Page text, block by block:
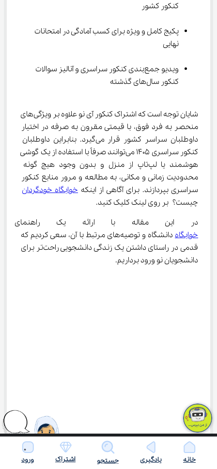
کنکور کشور
پکیج کامل و ویژه برای کسب آمادگی در امتحانات
نهایی
ویدیو جمع‌بندی کنکور سراسری و آنالیز سوالات
کنکور سال‌های گذشته
شایان توجه است که اشتراک کنکور آی نو علاوه بر ویژگی‌های
منحصر به فرد فوق، با قیمتی مقرون به صرفه در اختیار
داوطلبان سراسر کشور قرار می‌گیرد. بنابراین داوطلبان
کنکور سراسری 1405 می‌توانند صرفاً با استفاده از یک گوشی
هوشمند یا لپ‌تاپ از منزل و بدون وجود هیچ گونه
محدودیت زمانی و مکانی، به مطالعه و مرور منابع کنکور
سراسری بپردازند. برای آگاهی از اینکه خوابگاه خودگردان
چیست؟ بر روی لینک کلیک کنید.
در این مقاله با ارائه یک
خوابگاه
دانشگاه و توصیه‌های مرتبط با آن، سعی کردیم که
قدمی در راستای داشتن یک زندگی دانشجویی راحت‌تر برای
دانشجویان نو ورود برداریم.
خانه یادگیری جستجو اشتراک ورود